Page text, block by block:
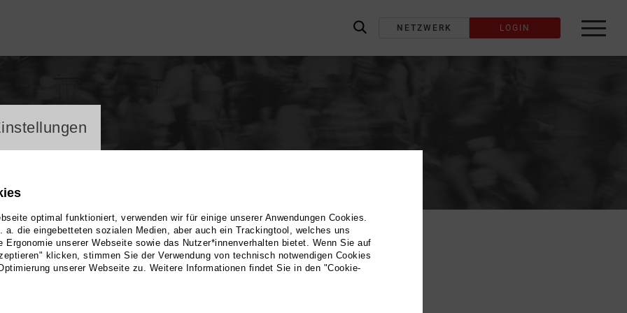
NETZWERK LOGIN
Kiefer
optimal funktioniert, verwenden wir für einige unserer Anwendungen Cookies.
a. die eingebetteten sozialen Medien, aber auch ein Trackingtool, welches uns
Ergonomie unserer Webseite sowie das Nutzer*innenverhalten bietet. Wenn Sie auf
klicken, stimmen Sie der Verwendung von technisch notwendigen Cookies
unserer Webseite zu. Weitere Informationen findet Sie in den "Cookie-